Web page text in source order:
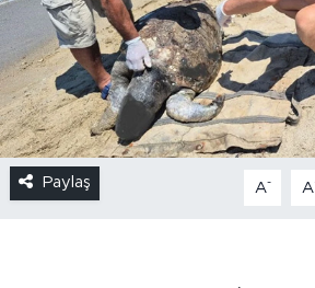
Paylaş A- A